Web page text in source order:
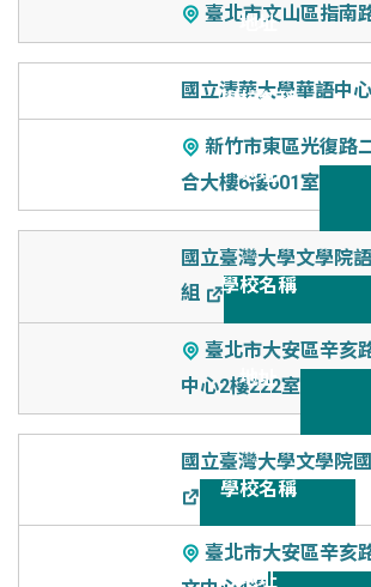
臺北市文山區指南
國立清華大學華語中心
新竹市東區光復路
合大樓6樓601室
國立臺灣大學文學院
組
臺北市大安區辛亥
中心2樓222室
國立臺灣大學文學院
臺北市大安區辛亥